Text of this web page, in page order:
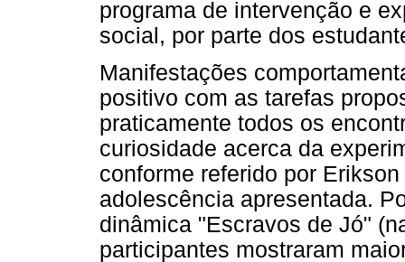
programa de intervenção e
social, por parte dos
Manifestações
positivo com as tarefas
praticamente todos os
curiosidade acerca da
conforme referido por
adolescência apresentada.
dinâmica "Escravos de Jó"
participantes mostraram